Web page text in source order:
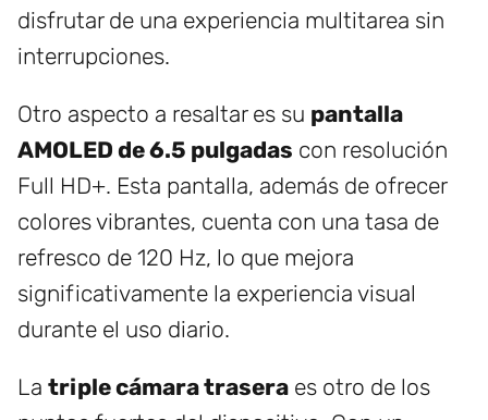
disfrutar de una experiencia multitarea sin
interrupciones.
Otro aspecto a resaltar es su pantalla
AMOLED de 6.5 pulgadas con resolución
Full HD+. Esta pantalla, además de ofrecer
colores vibrantes, cuenta con una tasa de
refresco de 120 Hz, lo que mejora
significativamente la experiencia visual
durante el uso diario.
La triple cámara trasera es otro de los